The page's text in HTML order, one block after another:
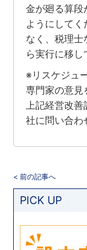
金が廻る算段
ようにして
なく、税理
ら実行に移し
※リスケジュ
専門家の意見
上記経営改
社に問い合わ
< 前の記事へ
PICK UP